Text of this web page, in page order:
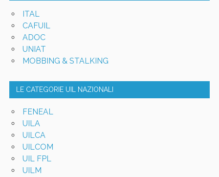
ITAL
CAFUIL
ADOC
UNIAT
MOBBING & STALKING
LE CATEGORIE UIL NAZIONALI
FENEAL
UILA
UILCA
UILCOM
UIL FPL
UILM